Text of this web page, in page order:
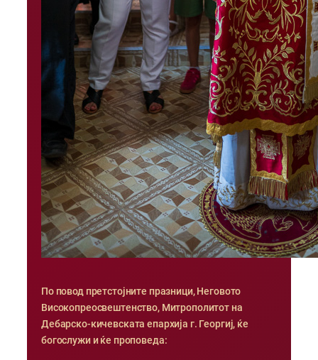
По повод претстојните празници, Неговото
Високопреосвештенство, Митрополитот на
Дебарско-кичевската епархија г. Георгиј, ќе
богослужи и ќе проповеда: